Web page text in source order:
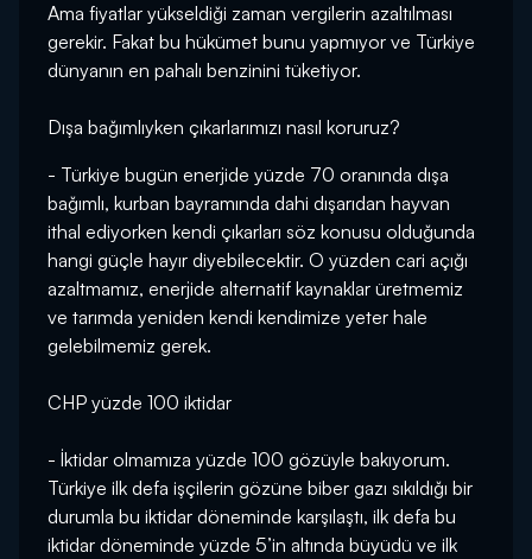
Ama fiyatlar yükseldiği zaman vergilerin azaltılması
gerekir. Fakat bu hükümet bunu yapmıyor ve Türkiye
dünyanın en pahalı benzinini tüketiyor.
Dışa bağımlıyken çıkarlarımızı nasıl koruruz?
- Türkiye bugün enerjide yüzde 70 oranında dışa
bağımlı, kurban bayramında dahi dışarıdan hayvan
ithal ediyorken kendi çıkarları söz konusu olduğunda
hangi güçle hayır diyebilecektir. O yüzden cari açığı
azaltmamız, enerjide alternatif kaynaklar üretmemiz
ve tarımda yeniden kendi kendimize yeter hale
gelebilmemiz gerek.
CHP yüzde 100 iktidar
- İktidar olmamıza yüzde 100 gözüyle bakıyorum.
Türkiye ilk defa işçilerin gözüne biber gazı sıkıldığı bir
durumla bu iktidar döneminde karşılaştı, ilk defa bu
iktidar döneminde yüzde 5’in altında büyüdü ve ilk